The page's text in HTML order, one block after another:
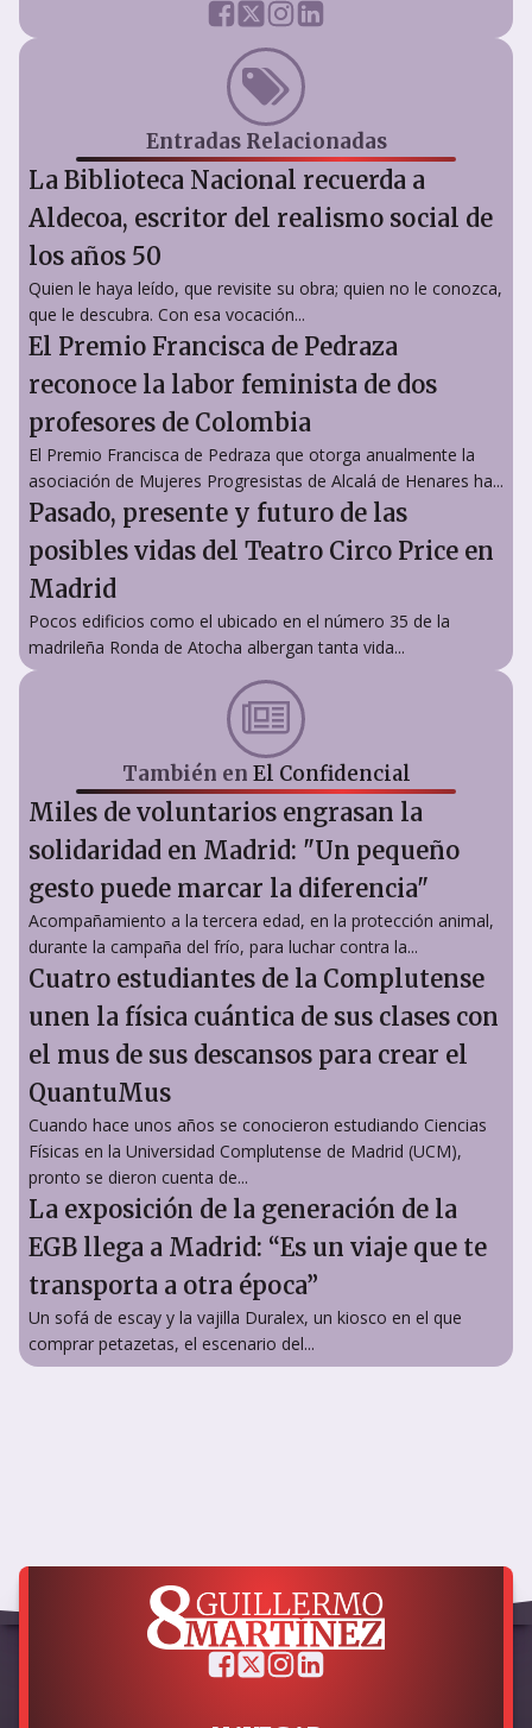
Entradas Relacionadas
La Biblioteca Nacional recuerda a
Aldecoa, escritor del realismo social de
los años 50
Quien le haya leído, que revisite su obra; quien no le conozca,
que le descubra. Con esa vocación...
El Premio Francisca de Pedraza
reconoce la labor feminista de dos
profesores de Colombia
El Premio Francisca de Pedraza que otorga anualmente la
asociación de Mujeres Progresistas de Alcalá de Henares ha...
Pasado, presente y futuro de las
posibles vidas del Teatro Circo Price en
Madrid
Pocos edificios como el ubicado en el número 35 de la
madrileña Ronda de Atocha albergan tanta vida...
También en El Confidencial
Miles de voluntarios engrasan la
solidaridad en Madrid: "Un pequeño
gesto puede marcar la diferencia"
Acompañamiento a la tercera edad, en la protección animal,
durante la campaña del frío, para luchar contra la...
Cuatro estudiantes de la Complutense
unen la física cuántica de sus clases con
el mus de sus descansos para crear el
QuantuMus
Cuando hace unos años se conocieron estudiando Ciencias
Físicas en la Universidad Complutense de Madrid (UCM),
pronto se dieron cuenta de...
La exposición de la generación de la
EGB llega a Madrid: “Es un viaje que te
transporta a otra época”
Un sofá de escay y la vajilla Duralex, un kiosco en el que
comprar petazetas, el escenario del...